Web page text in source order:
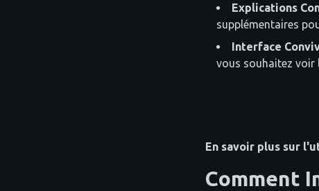
Explications
supplémentaires
Interface
vous souhaitez voir
En savoir plus sur
Comment